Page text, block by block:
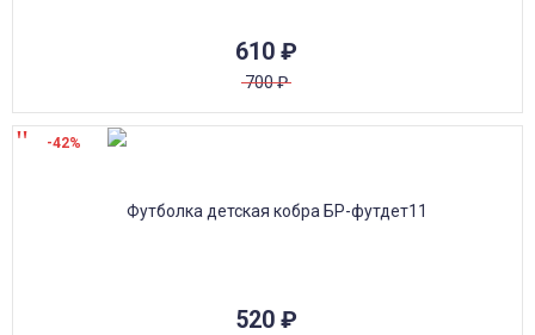
610 ₽
700₽
520 ₽
-42%